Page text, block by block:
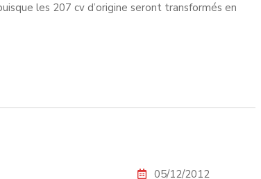
les 207 cv d’origine seront transformés en
05/12/2012